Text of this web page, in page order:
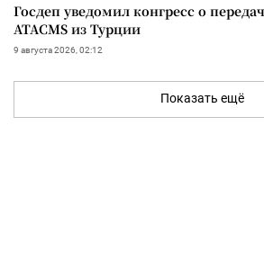
Госдеп уведомил конгресс о
ATACMS из Турции
9 августа 2026, 02:12
Показать ещё